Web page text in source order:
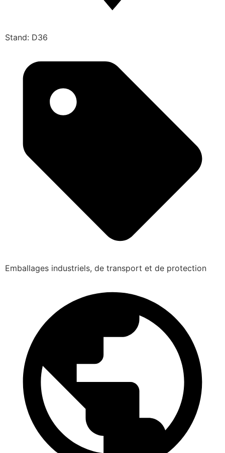
Stand: D36
Emballages industriels, de transport et de protection